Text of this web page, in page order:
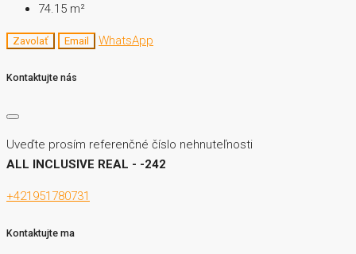
74.15 m²
Zavolať Email WhatsApp
Kontaktujte nás
Uveďte prosím referenčné číslo nehnuteľnosti
ALL INCLUSIVE REAL - -242
+421951780731
Kontaktujte ma